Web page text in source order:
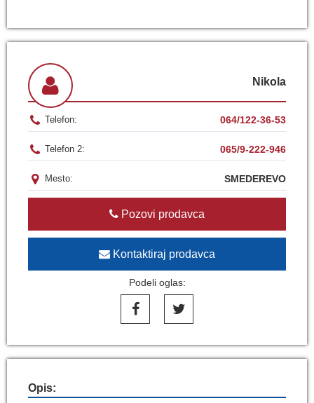
Nikola
Telefon: 064/122-36-53
Telefon 2: 065/9-222-946
Mesto: SMEDEREVO
Pozovi prodavca
Kontaktiraj prodavca
Podeli oglas:
Opis: